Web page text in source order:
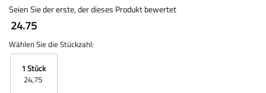
Seien Sie der erste, der dieses Produkt bewertet
24.75
Wählen Sie die Stückzahl:
1 Stück
24,75